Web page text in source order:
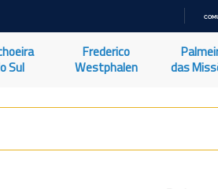
O
Sul
Frederico
Westphalen
das